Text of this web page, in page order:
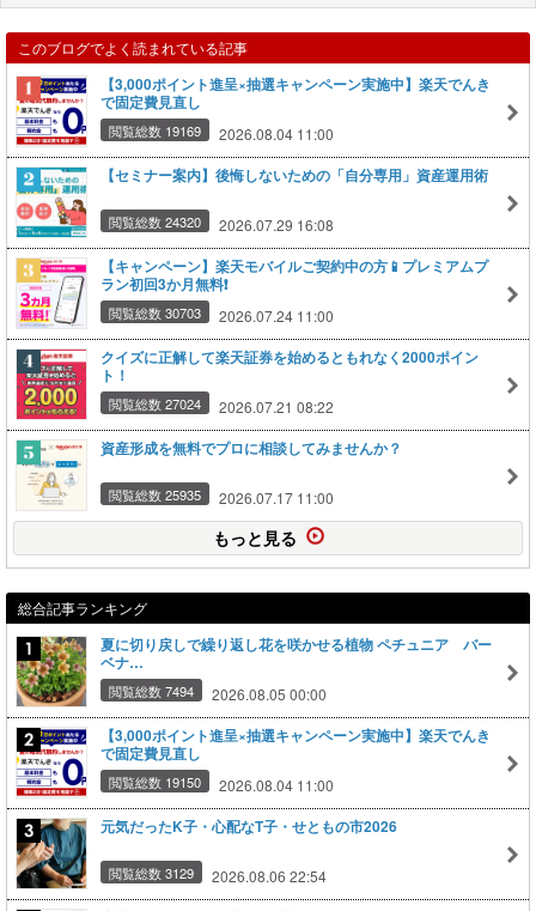
このブログでよく読まれている記事
【3,000ポイント進呈×抽選キャンペーン実施中】楽天でんき
で固定費見直し
閲覧総数 19169 2026.08.04 11:00
【セミナー案内】後悔しないための「自分専用」資産運用術
閲覧総数 24320 2026.07.29 16:08
【キャンペーン】楽天モバイルご契約中の方📱プレミアムプ
ラン初回3か月無料❗
閲覧総数 30703 2026.07.24 11:00
クイズに正解して楽天証券を始めるともれなく2000ポイン
ト！
閲覧総数 27024 2026.07.21 08:22
資産形成を無料でプロに相談してみませんか？
閲覧総数 25935 2026.07.17 11:00
もっと見る
総合記事ランキング
夏に切り戻しで繰り返し花を咲かせる植物 ペチュニア バー
ベナ…
閲覧総数 7494 2026.08.05 00:00
【3,000ポイント進呈×抽選キャンペーン実施中】楽天でんき
で固定費見直し
閲覧総数 19150 2026.08.04 11:00
元気だったK子・心配なT子・せともの市2026
閲覧総数 3129 2026.08.06 22:54